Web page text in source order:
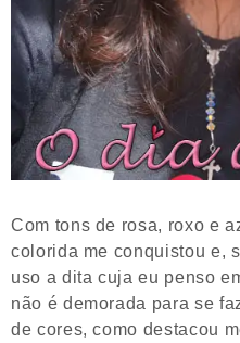
Com tons de rosa, roxo e
colorida me conquistou e,
uso a dita cuja eu penso
não é demorada para se
de cores, como destacou